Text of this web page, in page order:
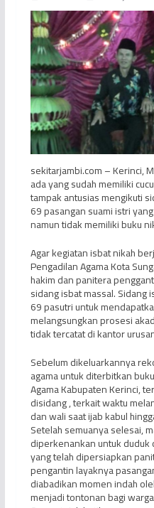
sekitarjambi.com – Kerinci,
ada yang sudah memiliki
tampak antusias mengikuti
69 pasangan suami istri
namun tidak memiliki buku
Agar kegiatan isbat nikah
Pengadilan Agama Kota
hakim dan panitera
sidang isbat massal. Sidang
69 pasutri untuk
melangsungkan prosesi
tidak tercatat di kantor
Sebelum dikeluarkannya
agama untuk diterbitkan
Agama Kabupaten Kerinci,
disidang , terkait waktu
dan wali saat ijab kabul
Setelah semuanya selesai,
diperkenankan untuk
yang telah dipersiapkan
pengantin layaknya
diabadikan momen indah
menjadi tontonan bagi